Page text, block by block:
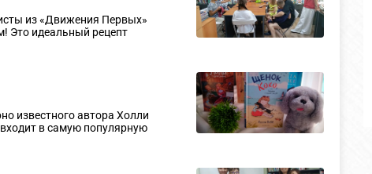
из «Движения Первых»
Это идеальный рецепт
известного автора Холли
в самую популярную